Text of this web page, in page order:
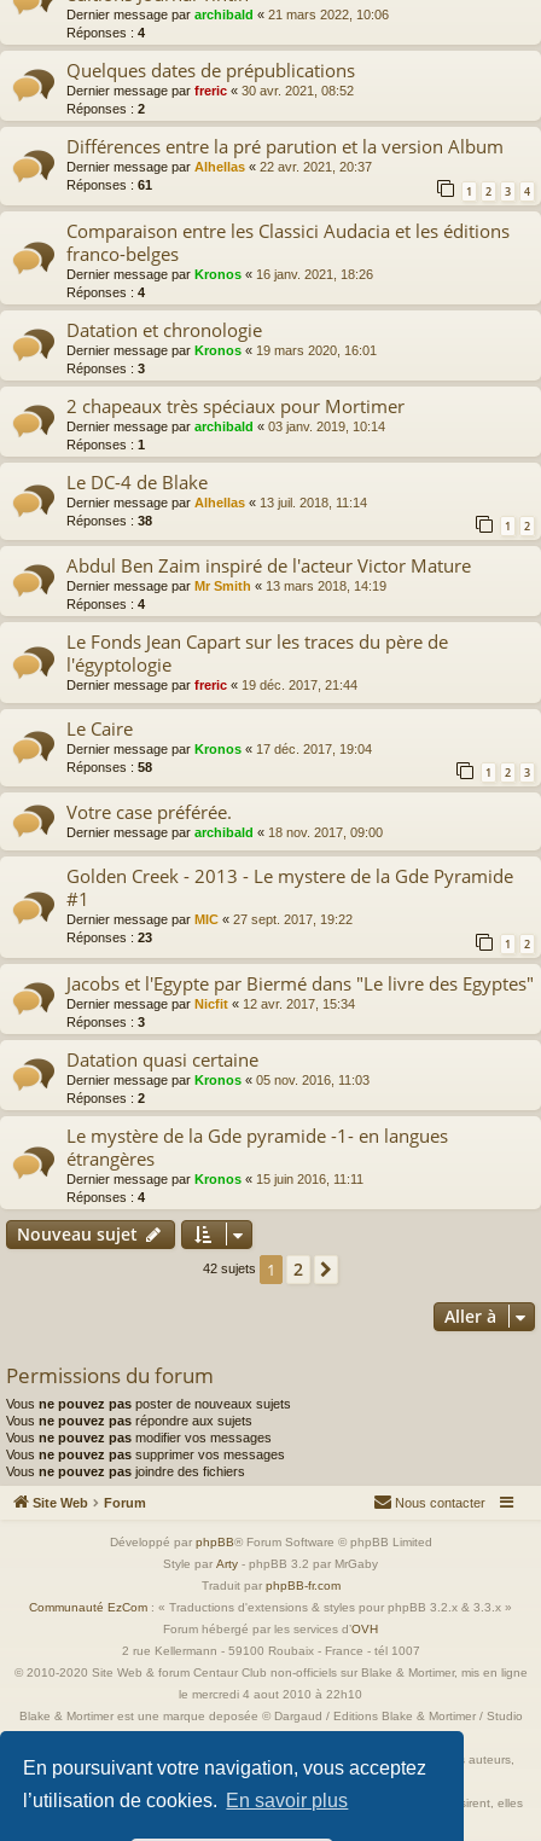
En poursuivant votre navigation, vous acceptez
l’utilisation de cookies. En savoir plus
Dernier message par archibald « 21 mars 2022, 10:06
Réponses : 4
Quelques dates de prépublications
Dernier message par freric « 30 avr. 2021, 08:52
Réponses : 2
Différences entre la pré parution et la version Album
Dernier message par Alhellas « 22 avr. 2021, 20:37
Réponses : 61 1 2 3 4
Comparaison entre les Classici Audacia et les éditions
franco-belges
Dernier message par Kronos « 16 janv. 2021, 18:26
Réponses : 4
Datation et chronologie
Dernier message par Kronos « 19 mars 2020, 16:01
Réponses : 3
2 chapeaux très spéciaux pour Mortimer
Dernier message par archibald « 03 janv. 2019, 10:14
Réponses : 1
Le DC-4 de Blake
Dernier message par Alhellas « 13 juil. 2018, 11:14
Réponses : 38 1 2
Abdul Ben Zaim inspiré de l'acteur Victor Mature
Dernier message par Mr Smith « 13 mars 2018, 14:19
Réponses : 4
Le Fonds Jean Capart sur les traces du père de
l'égyptologie
Dernier message par freric « 19 déc. 2017, 21:44
Le Caire
Dernier message par Kronos « 17 déc. 2017, 19:04
Réponses : 58 1 2 3
Votre case préférée.
Dernier message par archibald « 18 nov. 2017, 09:00
Golden Creek - 2013 - Le mystere de la Gde Pyramide
#1
Dernier message par MIC « 27 sept. 2017, 19:22
Réponses : 23 1 2
Jacobs et l'Egypte par Biermé dans "Le livre des Egyptes"
Dernier message par Nicfit « 12 avr. 2017, 15:34
Réponses : 3
Datation quasi certaine
Dernier message par Kronos « 05 nov. 2016, 11:03
Réponses : 2
Le mystère de la Gde pyramide -1- en langues
étrangères
Dernier message par Kronos « 15 juin 2016, 11:11
Réponses : 4
Nouveau sujet
42 sujets 1 2
Aller à
Permissions du forum
Vous ne pouvez pas poster de nouveaux sujets
Vous ne pouvez pas répondre aux sujets
Vous ne pouvez pas modifier vos messages
Vous ne pouvez pas supprimer vos messages
Vous ne pouvez pas joindre des fichiers
Site Web Forum Nous contacter
Développé par phpBB® Forum Software © phpBB Limited
Style par Arty - phpBB 3.2 par MrGaby
Traduit par phpBB-fr.com
Communauté EzCom : « Traductions d'extensions & styles pour phpBB 3.2.x & 3.3.x »
Forum hébergé par les services d’OVH
2 rue Kellermann - 59100 Roubaix - France - tél 1007
© 2010-2020 Site Web & forum Centaur Club non-officiels sur Blake & Mortimer, mis en ligne
le mercredi 4 aout 2010 à 22h10
Blake & Mortimer est une marque deposée © Dargaud / Editions Blake & Mortimer / Studio
Toutes les images incluses dans ces pages sont la propriété exclusive de leurs auteurs,
ayant droits et/ou éditeurs.
Elles ne sont ici qu'à titre de référence ou d'illustration. Si les propriétaires le désirent, elles